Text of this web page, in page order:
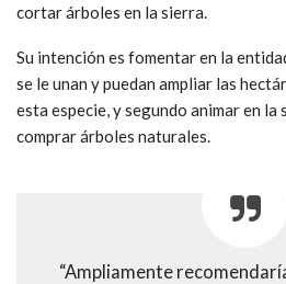
cortar árboles en la sierra.
Su intención es fomentar en la
se le unan y puedan ampliar las
esta especie, y segundo animar en la
comprar árboles naturales.
“Ampliamente